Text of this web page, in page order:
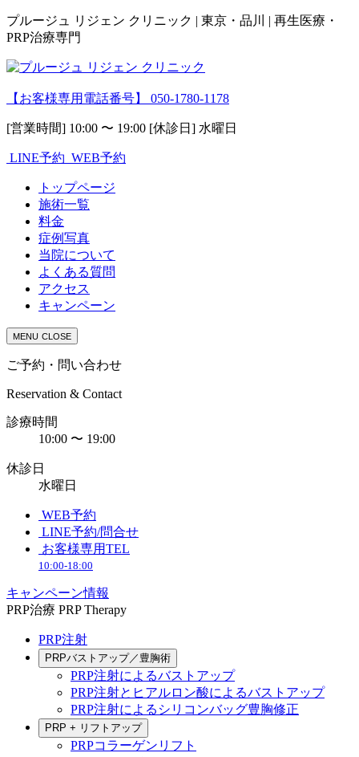
プルージュ リジェン クリニック | 東京・品川 | 再生医療・
PRP治療専門
【お客様専用電話番号】 050-1780-1178
[営業時間] 10:00 〜 19:00 [休診日] 水曜日
LINE予約 WEB予約
トップページ
施術一覧
料金
症例写真
当院について
よくある質問
アクセス
キャンペーン
MENU CLOSE
ご予約・問い合わせ
Reservation & Contact
診療時間
10:00 〜 19:00
休診日
水曜日
WEB予約
LINE予約/問合せ
お客様専用TEL
10:00-18:00
キャンペーン情報
PRP治療 PRP Therapy
PRP注射
PRPバストアップ／豊胸術
PRP注射によるバストアップ
PRP注射とヒアルロン酸によるバストアップ
PRP注射によるシリコンバッグ豊胸修正
PRP + リフトアップ
PRPコラーゲンリフト